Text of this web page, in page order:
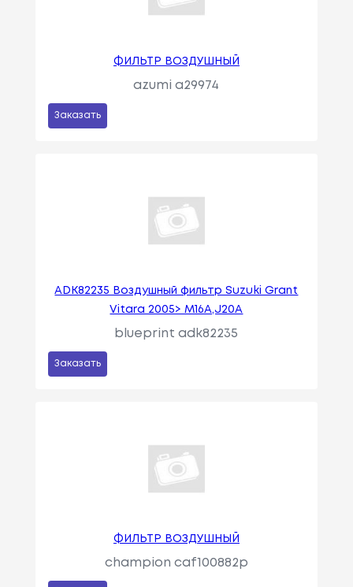
ФИЛЬТР ВОЗДУШНЫЙ
azumi a29974
Заказать
ADK82235 Воздушный фильтр Suzuki Grant
Vitara 2005> M16A,J20A
blueprint adk82235
Заказать
ФИЛЬТР ВОЗДУШНЫЙ
champion caf100882p